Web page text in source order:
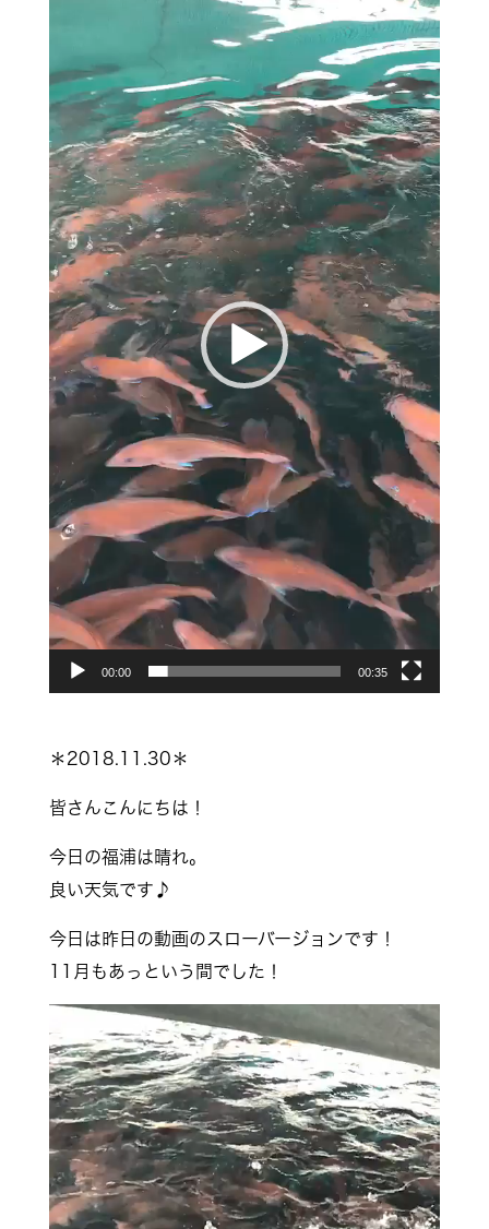
プ
レ
ー
ヤ
ー
00:00 00:35
＊2018.11.30＊
皆さんこんにちは！
今日の福浦は晴れ。
良い天気です♪
今日は昨日の動画のスローバージョンです！
11月もあっという間でした！
画
プ
レ
ー
ヤ
ー